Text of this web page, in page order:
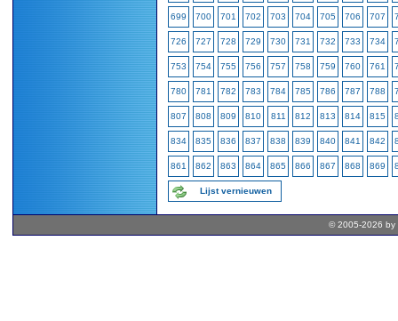
699 700 701 702 703 704 705 706 707
726 727 728 729 730 731 732 733 734
753 754 755 756 757 758 759 760 761
780 781 782 783 784 785 786 787 788
807 808 809 810 811 812 813 814 815
834 835 836 837 838 839 840 841 842
861 862 863 864 865 866 867 868 869
Lijst vernieuwen
© 2005-2026 by